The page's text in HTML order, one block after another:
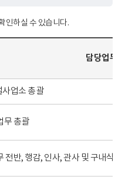
인하실 수 있습니다.
담당업
업소 총괄
무 총괄
전반, 행감, 인사, 관사 및 구내